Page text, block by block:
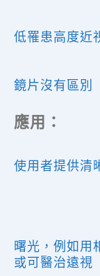
低罹患高度近
鏡片沒有區別
應用：
--矯正屈
使用者提供清
--有效地
--為治療
曙光，例如用
或可醫治遠視